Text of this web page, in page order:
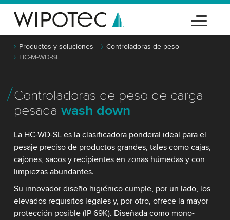
Productos y soluciones
Controladoras de peso
HC-M-WD-SL
Controladoras de peso de carga
pesada wash down
La HC-WD-SL es la clasificadora ponderal ideal para el
pesaje preciso de productos grandes, tales como cajas,
cajones, sacos y recipientes en zonas húmedas y con
limpiezas abundantes.
Su innovador diseño higiénico cumple, por un lado, los
elevados requisitos legales y, por otro, ofrece la mayor
protección posible (IP 69K). Diseñada como mono-